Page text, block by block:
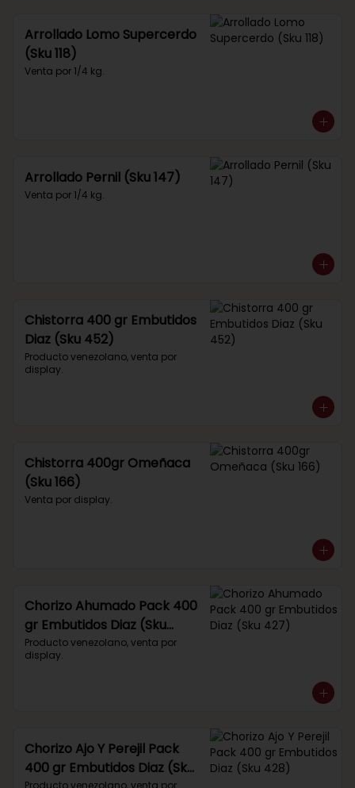
Arrollado Lomo Supercerdo
(Sku 118)
Venta por 1/4 kg.
Arrollado Pernil (Sku 147)
Venta por 1/4 kg.
Chistorra 400 gr Embutidos
Diaz (Sku 452)
Producto venezolano, venta por
display.
Chistorra 400gr Omeñaca
(Sku 166)
Venta por display.
Chorizo Ahumado Pack 400
gr Embutidos Diaz (Sku
427)
Producto venezolano, venta por
display.
Chorizo Ajo Y Perejil Pack
400 gr Embutidos Diaz (Sku
Producto venezolano, venta por